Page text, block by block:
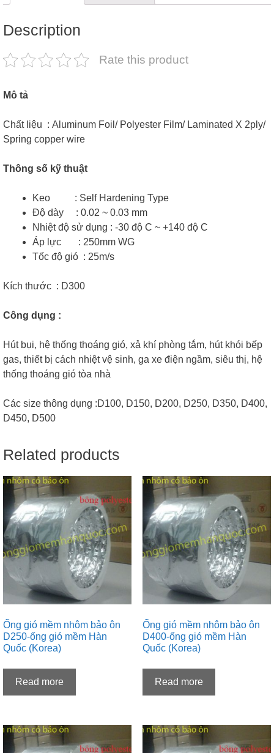
Description
Rate this product
Mô tả
Chất liệu : Aluminum Foil/ Polyester Film/ Laminated X 2ply/
Spring copper wire
Thông số kỹ thuật
Keo : Self Hardening Type
Độ dày : 0.02 ~ 0.03 mm
Nhiệt độ sử dụng : -30 độ C ~ +140 độ C
Áp lực : 250mm WG
Tốc độ gió : 25m/s
Kích thước : D300
Công dụng :
Hút bụi, hệ thống thoáng gió, xả khí phòng tắm, hút khói bếp
gas, thiết bị cách nhiệt vệ sinh, ga xe điện ngầm, siêu thị, hệ
thống thoáng gió tòa nhà
Các size thông dụng :D100, D150, D200, D250, D350, D400,
D450, D500
Related products
Ống gió mềm nhôm bảo ôn
D250-ống gió mềm Hàn
Quốc (Korea)
Read more
Ống gió mềm nhôm bảo ôn
D400-ống gió mềm Hàn
Quốc (Korea)
Read more